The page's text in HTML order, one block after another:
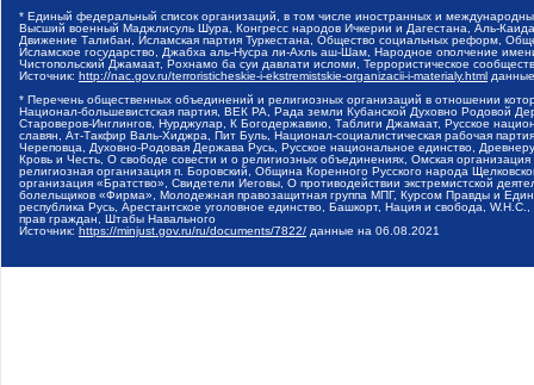
* Единый федеральный список организаций, в том числе иностранных и
Высший военный Маджлисуль Шура, Конгресс народов Ичкерии и Дагестана, Аль-
Движение Талибан, Исламская партия Туркестана, Общество социальных реформ,
Исламское государство, Джабха аль-Нусра ли-Ахль аш-Шам, Народное ополчение
Чистопольский Джамаат, Рохнамо ба суи давлати исломи, Террористическое
Источник: http://nac.gov.ru/terroristicheskie-i-ekstremistskie-organizacii-i-materialy.html
* Перечень общественных объединений и религиозных организаций в отношении
Национал-большевистская партия, ВЕК РА, Рада земли Кубанской Духовно Родовой
Староверов-Инглингов, Нурджулар, К Богодержавию, Таблиги Джамаат, Русское
славян, Ат-Такфир Валь-Хиджра, Пит Буль, Национал-социалистическая рабочая
Череповца, Духовно-Родовая Держава Русь, Русское национальное единство,
Кровь и Честь, О свободе совести и о религиозных объединениях, Омская
религиозная организация п. Боровский, Община Коренного Русского народа
организация «Братство», Свидетели Иеговы, О противодействии экстремистской
болельщиков «Фирма», Молодежная правозащитная группа МПГ, Курсом Правды и
республика Русь, Арестантское уголовное единство, Башкорт, Нация и свобода,
прав граждан, Штабы Навального
Источник: https://minjust.gov.ru/ru/documents/7822/ данные на 06.08.2021